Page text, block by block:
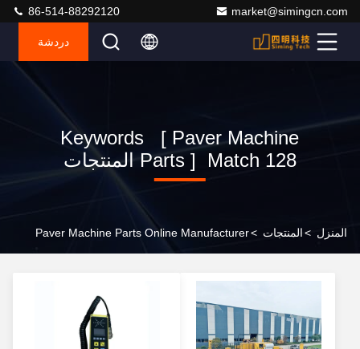
market@simingcn.com
86-514-88292120
دردشة
Keywords [ Paver Machine
Parts ] Match 128 المنتجات
المنزل >المنتجات >
Paver Machine Parts Online Manufacturer